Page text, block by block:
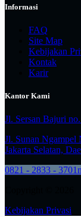
Informasi
FAQ
Site Map
Kebijakan
Kontak
Karir
Kantor Kami
Jl. Sersan Bajuri
Jl. Sunan
Jakarta Selatan,
0821 - 2833 - 3701
Kebijakan Privasi